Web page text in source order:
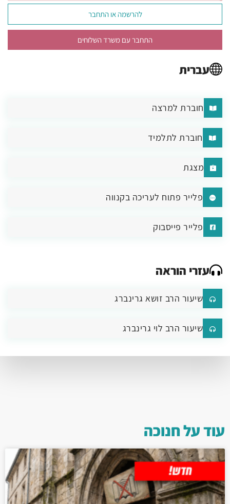
להרשמה או התחבר
התחבר עם משרד השלוחים
עברית
חוברת למרצה
חוברת לתלמיד
מצגת
פלייר פתוח לעריכה בקנווה
פלייר פייסבוק
עזרי הוראה
שיעור הרב זושא גרינברג
שיעור הרב לוי גרינברג
עוד עלחנוכה